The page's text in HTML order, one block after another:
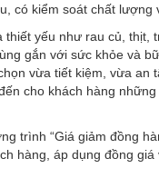
có kiểm soát chất lượng
yếu như rau củ, thịt,
gắn với sức khỏe và
vừa tiết kiệm, vừa
cho khách hàng
trình “Giá giảm đồng
hàng, áp dụng đồng